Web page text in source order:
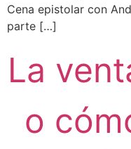
Cena epistolar con
parte […]
La
o